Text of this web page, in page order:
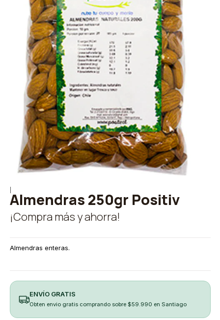
Almendras 250gr Positiv
¡Compra más y ahorra!
Almendras enteras.
ENVÍO GRATIS
Obten envio gratis comprando sobre $59.990 en Santiago